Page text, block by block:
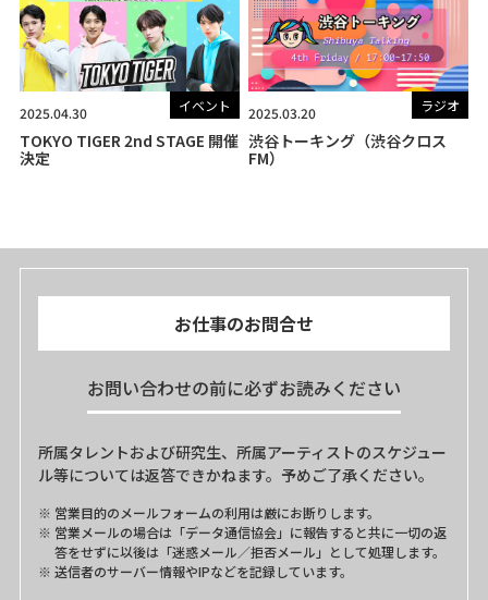
イベント
2025.04.30
TOKYO TIGER 2nd STAGE 開催
決定
ラジオ
2025.03.20
渋谷トーキング（渋谷クロス
FM）
お仕事のお問合せ
お問い合わせの前に必ずお読みください
所属タレントおよび研究生、所属アーティストのスケジュー
ル等については返答できかねます。予めご了承ください。
営業目的のメールフォームの利用は厳にお断りします。
営業メールの場合は「データ通信協会」に報告すると共に一切の返
答をせずに以後は「迷惑メール／拒否メール」として処理します。
送信者のサーバー情報やIPなどを記録しています。